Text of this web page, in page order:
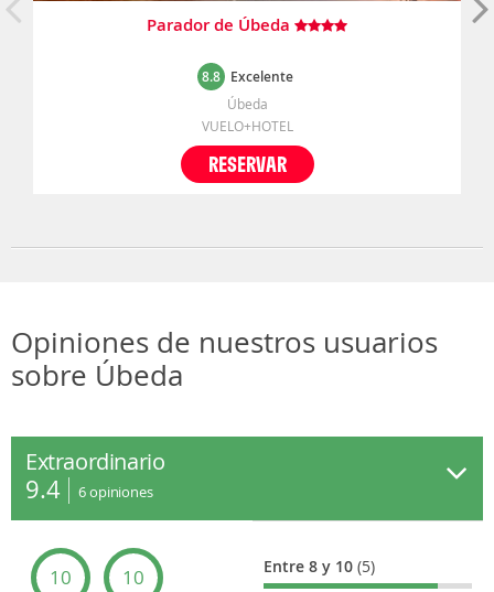
Parador de Úbeda
8.8 Excelente
Úbeda
VUELO+HOTEL
RESERVAR
Opiniones de nuestros usuarios
sobre Úbeda
Extraordinario
9.4 6opiniones
10 10 Entre 8 y 10(5)